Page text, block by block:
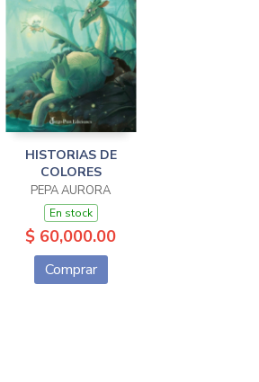
HISTORIAS DE
COLORES
PEPA AURORA
En stock
$ 60,000.00
Comprar